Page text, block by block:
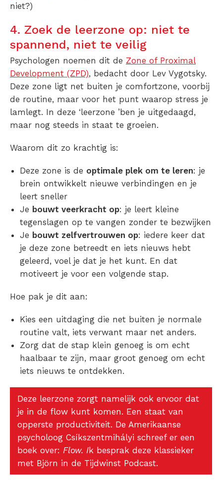
niet?)
4. Zoek de leerzone op: niet te
spannend, niet te veilig
Psychologen noemen dit de Zone of Proximal
Development (ZPD), bedacht door Lev Vygotsky.
Deze zone ligt net buiten je comfortzone, voorbij
de routine, maar voor het punt waarop stress je
lamlegt. In deze ‘leerzone ’ben je uitgedaagd,
maar nog steeds in staat te groeien.
Waarom dit zo krachtig is:
Deze zone is de optimale plek om te leren: je
brein ontwikkelt nieuwe verbindingen en je
leert sneller
Je bouwt veerkracht op: je leert kleine
tegenslagen op te vangen zonder te bezwijken
Je bouwt zelfvertrouwen op: iedere keer dat
je deze zone betreedt en iets nieuws hebt
geleerd, voel je dat je het kunt. En dat
motiveert je voor een volgende stap.
Hoe pak je dit aan:
Kies een uitdaging die net buiten je normale
routine valt, iets verwant maar net anders.
Zorg dat de stap klein genoeg is om echt
haalbaar te zijn, maar groot genoeg om echt
iets nieuws te ontdekken.
Deze leerzone zorgt namelijk ook ervoor dat
je in de flow kunt komen. Een staat van
opperste productiviteit. De Amerikaanse
psycholoog Csíkszentmihályi schreef er een
boek over: Flow. Ik besprak deze klassieker
met Björn in de Tijdwinst Podcast.